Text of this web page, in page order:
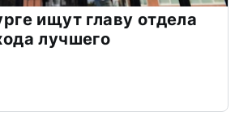
ищут главу отдела
лучшего